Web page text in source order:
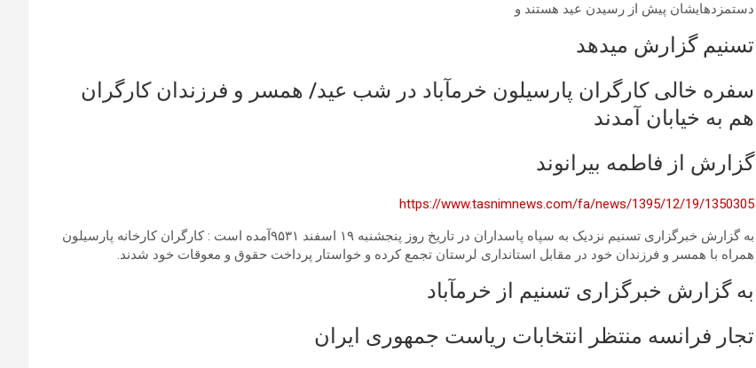
دستمزدهایشان پیش از رسیدن عید هستند و
تسنیم گزارش میدهد
سفره خالی کارگران پارسیلون خرمآباد در شب عید/ همسر و فرزندان کارگران
هم به خیابان آمدند
گزارش از فاطمه بیرانوند
https://www.tasnimnews.com/fa/news/1395/12/19/1350305
به گزارش خبرگزاری تسنیم نزدیک به سپاه پاسداران در تاریخ روز پنجشنبه ۱۹ اسفند ۹۵٣۱آمده است : کارگران کارخانه پارسیلون
همراه با همسر و فرزندان خود در مقابل استانداری لرستان تجمع کرده و خواستار پرداخت حقوق و معوقات خود شدند.
به گزارش خبرگزاری تسنیم از خرمآباد
تجار فرانسه منتظر انتخابات ریاست جمهوری ایران